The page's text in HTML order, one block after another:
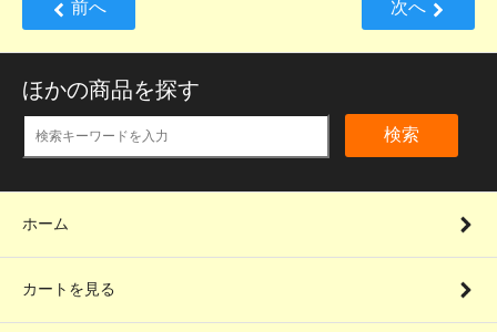
前へ 次へ
ほかの商品を探す
検索
ホーム
カートを見る